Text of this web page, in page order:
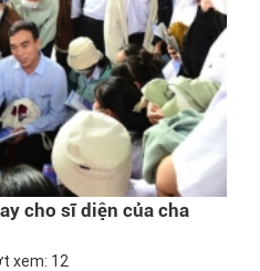
cho sĩ diện của cha
xem: 12